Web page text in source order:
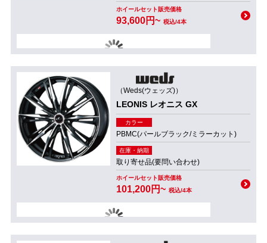
ホイールセット販売価格
93,600円~ 税込/4本
（Weds(ウェッズ)）
LEONIS レオニス GX
カラー
PBMC(パールブラック/ミラーカット)
在庫・納期
取り寄せ品(要問い合わせ)
ホイールセット販売価格
101,200円~ 税込/4本